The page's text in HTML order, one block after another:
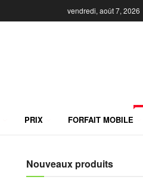
vendredi, août 7, 2026
PRIX FORFAIT MOBILE
Nouveaux produits